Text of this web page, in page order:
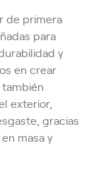
de primera
para
y
en crear
exterior,
gracias
masa y